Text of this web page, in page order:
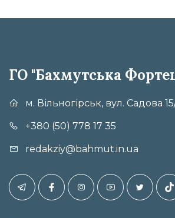
ГО "Бахмутська
м. Вільногірськ, вул. Садова
+380 (50) 778 17 35
redakziy@bahmut.in.ua